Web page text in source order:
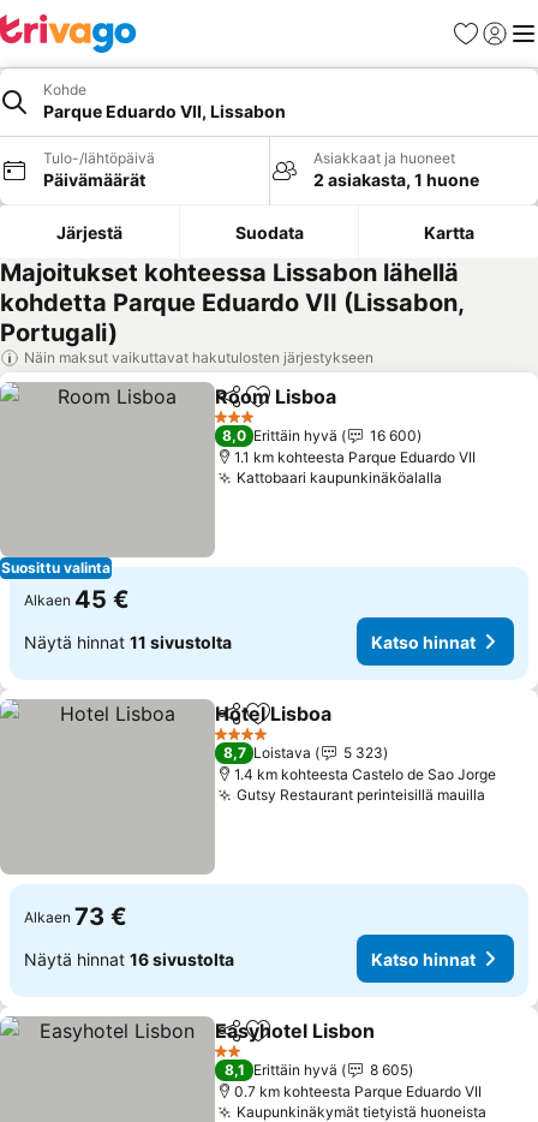
Suosikit
Kohde
Parque Eduardo VII, Lissabon
Tulo-/lähtöpäivä
Päivämäärät
Asiakkaat ja huoneet
2 asiakasta, 1 huone
Järjestä Suodata Kartta
Majoitukset kohteessa Lissabon lähellä
kohdetta Parque Eduardo VII (Lissabon,
Portugali)
Näin maksut vaikuttavat hakutulosten järjestykseen
Suosittu valinta
Jaa Lisää suosikkeihin
Room Lisboa
3 Tähtiluokitus
8,0 Erittäin hyvä
16 600
1.1 km kohteesta Parque Eduardo VII
Kattobaari kaupunkinäköalalla
Alkaen 45 €
Näytä hinnat 11 sivustolta Katso hinnat
Jaa Lisää suosikkeihin
Hotel Lisboa
4 Tähtiluokitus
8,7 Loistava
5 323
1.4 km kohteesta Castelo de Sao Jorge
Gutsy Restaurant perinteisillä mauilla
Alkaen 73 €
Näytä hinnat 16 sivustolta Katso hinnat
Jaa Lisää suosikkeihin
Easyhotel Lisbon
2 Tähtiluokitus
8,1 Erittäin hyvä
8 605
0.7 km kohteesta Parque Eduardo VII
Kaupunkinäkymät tietyistä huoneista